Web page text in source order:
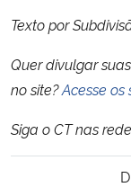
Texto por
Quer divulgar
no site?Acesse
Siga o CT nas